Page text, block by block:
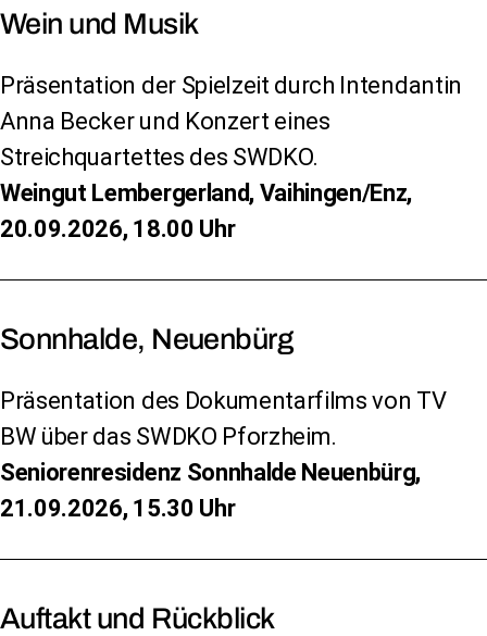
Wein und Musik
Präsentation der Spielzeit durch Intendantin
Anna Becker und Konzert eines
Streichquartettes des SWDKO.
Weingut Lembergerland, Vaihingen/Enz,
20.09.2026, 18.00 Uhr
Sonnhalde, Neuenbürg
Präsentation des Dokumentarfilms von TV
BW über das SWDKO Pforzheim.
Seniorenresidenz Sonnhalde Neuenbürg,
21.09.2026, 15.30 Uhr
Auftakt und Rückblick